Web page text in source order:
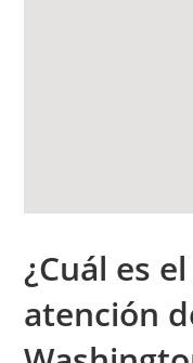
¿Cuál es
atención